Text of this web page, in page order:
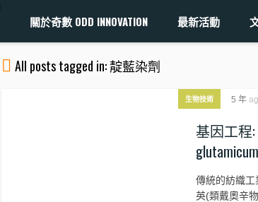
關於奇數 ODD INNOVATION 最新活動
All posts tagged in: 靛藍染劑
生物技術 5 年
基因工程:
傳統的紡織
英(類戴奧辛